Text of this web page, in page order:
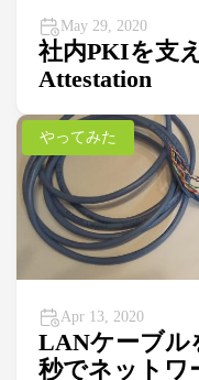
May 29, 2020
社内PKIを支
Attestation
やってみた
Apr 13, 2020
LANケーブル
秒でネットワ